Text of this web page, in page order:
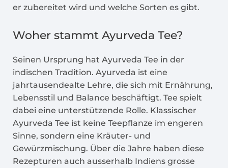
er zubereitet wird und welche Sorten es gibt.
Woher stammt Ayurveda Tee?
Seinen Ursprung hat Ayurveda Tee in der
indischen Tradition. Ayurveda ist eine
jahrtausendealte Lehre, die sich mit Ernährung,
Lebensstil und Balance beschäftigt. Tee spielt
dabei eine unterstützende Rolle. Klassischer
Ayurveda Tee ist keine Teepflanze im engeren
Sinne, sondern eine Kräuter- und
Gewürzmischung. Über die Jahre haben diese
Rezepturen auch ausserhalb Indiens grosse